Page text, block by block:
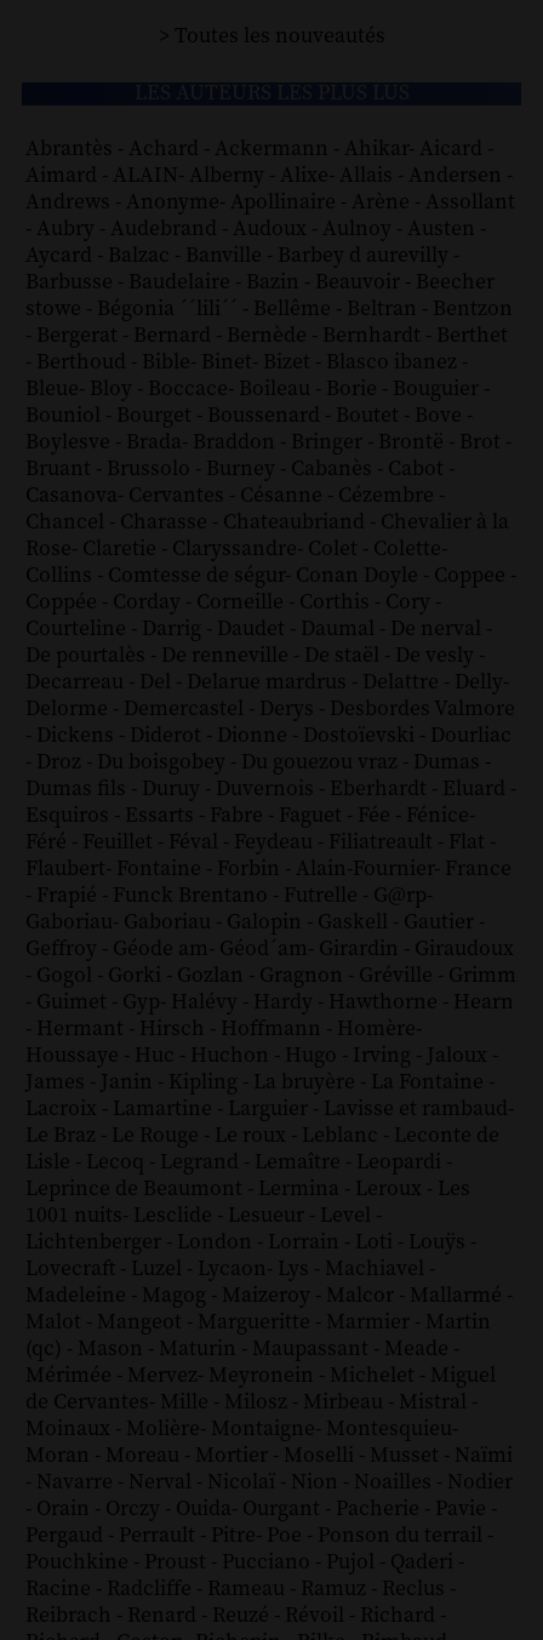
> Toutes les nouveautés
Abrantès - Achard - Ackermann - Ahikar- Aicard -
Aimard - ALAIN- Alberny - Alixe- Allais - Andersen -
Andrews - Anonyme- Apollinaire - Arène - Assollant
- Aubry - Audebrand - Audoux - Aulnoy - Austen -
Aycard - Balzac - Banville - Barbey d aurevilly -
Barbusse - Baudelaire - Bazin - Beauvoir - Beecher
stowe - Bégonia ´´lili´´ - Bellême - Beltran - Bentzon
- Bergerat - Bernard - Bernède - Bernhardt - Berthet
- Berthoud - Bible- Binet- Bizet - Blasco ibanez -
Bleue- Bloy - Boccace- Boileau - Borie - Bouguier -
Bouniol - Bourget - Boussenard - Boutet - Bove -
Boylesve - Brada- Braddon - Bringer - Brontë - Brot -
Bruant - Brussolo - Burney - Cabanès - Cabot -
Casanova- Cervantes - Césanne - Cézembre -
Chancel - Charasse - Chateaubriand - Chevalier à la
Rose- Claretie - Claryssandre- Colet - Colette-
Collins - Comtesse de ségur- Conan Doyle - Coppee -
Coppée - Corday - Corneille - Corthis - Cory -
Courteline - Darrig - Daudet - Daumal - De nerval -
De pourtalès - De renneville - De staël - De vesly -
Decarreau - Del - Delarue mardrus - Delattre - Delly-
Delorme - Demercastel - Derys - Desbordes Valmore
- Dickens - Diderot - Dionne - Dostoïevski - Dourliac
- Droz - Du boisgobey - Du gouezou vraz - Dumas -
Dumas fils - Duruy - Duvernois - Eberhardt - Eluard -
Esquiros - Essarts - Fabre - Faguet - Fée - Fénice-
Féré - Feuillet - Féval - Feydeau - Filiatreault - Flat -
Flaubert- Fontaine - Forbin - Alain-Fournier- France
- Frapié - Funck Brentano - Futrelle - G@rp-
Gaboriau- Gaboriau - Galopin - Gaskell - Gautier -
Geffroy - Géode am- Géod´am- Girardin - Giraudoux
- Gogol - Gorki - Gozlan - Gragnon - Gréville - Grimm
- Guimet - Gyp- Halévy - Hardy - Hawthorne - Hearn
- Hermant - Hirsch - Hoffmann - Homère-
Houssaye - Huc - Huchon - Hugo - Irving - Jaloux -
James - Janin - Kipling - La bruyère - La Fontaine -
Lacroix - Lamartine - Larguier - Lavisse et rambaud-
Le Braz - Le Rouge - Le roux - Leblanc - Leconte de
Lisle - Lecoq - Legrand - Lemaître - Leopardi -
Leprince de Beaumont - Lermina - Leroux - Les
1001 nuits- Lesclide - Lesueur - Level -
Lichtenberger - London - Lorrain - Loti - Louÿs -
Lovecraft - Luzel - Lycaon- Lys - Machiavel -
Madeleine - Magog - Maizeroy - Malcor - Mallarmé -
Malot - Mangeot - Margueritte - Marmier - Martin
(qc) - Mason - Maturin - Maupassant - Meade -
Mérimée - Mervez- Meyronein - Michelet - Miguel
de Cervantes- Mille - Milosz - Mirbeau - Mistral -
Moinaux - Molière- Montaigne- Montesquieu-
Moran - Moreau - Mortier - Moselli - Musset - Naïmi
- Navarre - Nerval - Nicolaï - Nion - Noailles - Nodier
- Orain - Orczy - Ouida- Ourgant - Pacherie - Pavie -
Pergaud - Perrault - Pitre- Poe - Ponson du terrail -
Pouchkine - Proust - Pucciano - Pujol - Qaderi -
Racine - Radcliffe - Rameau - Ramuz - Reclus -
Reibrach - Renard - Reuzé - Révoil - Richard -